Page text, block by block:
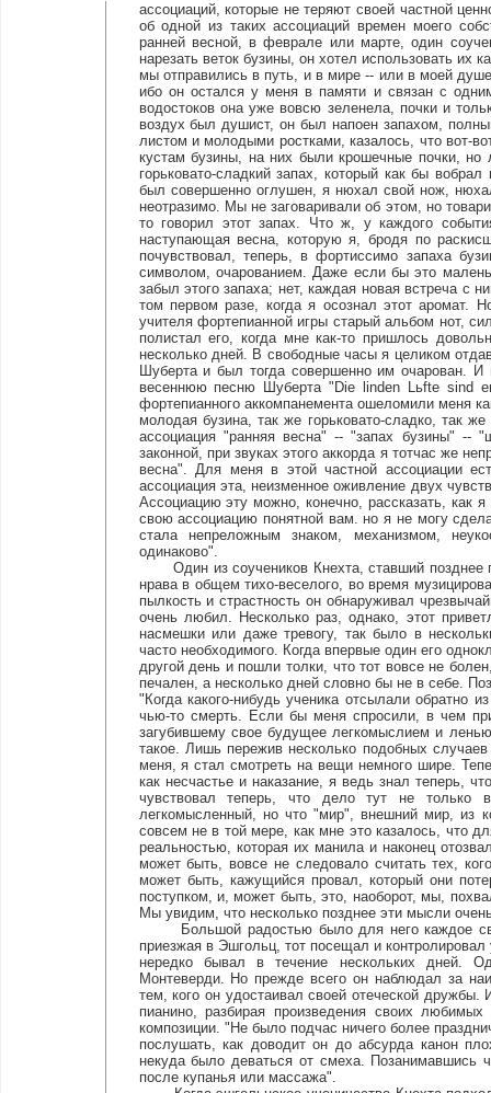
ассоциаций, которые не теряют своей частной
об одной из таких ассоциаций времен моего
ранней весной, в феврале или марте, один
нарезать веток бузины, он хотел использовать
мы отправились в путь, и в мире -- или в моей
ибо он остался у меня в памяти и связан с
водостоков она уже вовсю зеленела, почки и
воздух был душист, он был напоен запахом,
листом и молодыми ростками, казалось, что
кустам бузины, на них были крошечные почки,
горьковато-сладкий запах, который как бы
был совершенно оглушен, я нюхал свой нож,
неотразимо. Мы не заговаривали об этом, но
то говорил этот запах. Что ж, у каждого
наступающая весна, которую я, бродя по
почувствовал, теперь, в фортиссимо запаха
символом, очарованием. Даже если бы это
забыл этого запаха; нет, каждая новая встреча с
том первом разе, когда я осознал этот аромат.
учителя фортепианной игры старый альбом нот,
полистал его, когда мне как-то пришлось
несколько дней. В свободные часы я целиком
Шуберта и был тогда совершенно им очарован.
весеннюю песню Шуберта "Die linden Lьfte sind
фортепианного аккомпанемента ошеломили меня
молодая бузина, так же горьковато-сладко, так
ассоциация "ранняя весна" -- "запах бузины" --
законной, при звуках этого аккорда я тотчас же
весна". Для меня в этой частной ассоциации
ассоциация эта, неизменное оживление двух
Ассоциацию эту можно, конечно, рассказать, как
свою ассоциацию понятной вам. но я не могу
стала непреложным знаком, механизмом,
одинаково".
Один из соучеников Кнехта, ставший позднее
нрава в общем тихо-веселого, во время
пылкость и страстность он обнаруживал
очень любил. Несколько раз, однако, этот
насмешки или даже тревогу, так было в
часто необходимого. Когда впервые один его
другой день и пошли толки, что тот вовсе не
печален, а несколько дней словно бы не в себе.
"Когда какого-нибудь ученика отсылали обратно
чью-то смерть. Если бы меня спросили, в чем
загубившему свое будущее легкомыслием и
такое. Лишь пережив несколько подобных
меня, я стал смотреть на вещи немного шире.
как несчастье и наказание, я ведь знал теперь,
чувствовал теперь, что дело тут не только
легкомысленный, но что "мир", внешний мир, из
совсем не в той мере, как мне это казалось, что
реальностью, которая их манила и наконец
может быть, вовсе не следовало считать тех,
может быть, кажущийся провал, который они
поступком, и, может быть, это, наоборот, мы,
Мы увидим, что несколько позднее эти мысли
Большой радостью было для него каждое
приезжая в Эшгольц, тот посещал и
нередко бывал в течение нескольких дней.
Монтеверди. Но прежде всего он наблюдал за
тем, кого он удостаивал своей отеческой
пианино, разбирая произведения своих любимых
композиции. "Не было подчас ничего более
послушать, как доводит он до абсурда канон
некуда было деваться от смеха. Позанимавшись
после купанья или массажа".